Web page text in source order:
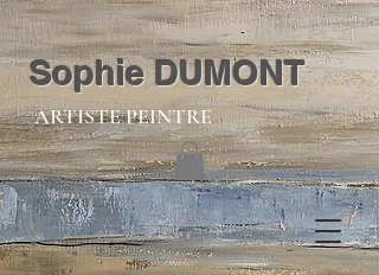
Sophie DUMONT
ARTISTE PEINTRE